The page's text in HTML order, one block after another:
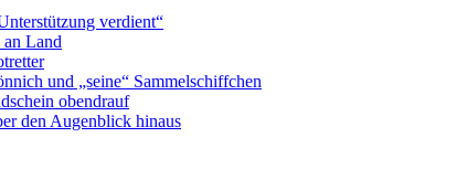
verdient“
an Land
und „seine“ Sammelschiffchen
obendrauf
den Augenblick hinaus